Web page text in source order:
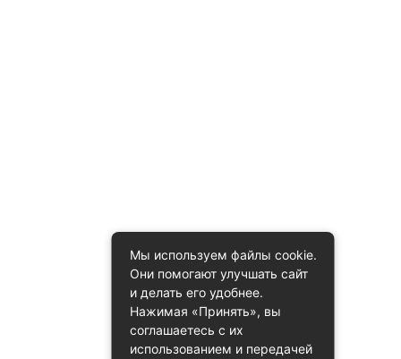
Мы используем файлы cookie.
Они помогают улучшать сайт
и делать его удобнее.
Нажимая «Принять», вы
соглашаетесь с их
использованием и передачей